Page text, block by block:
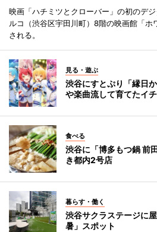
映画「ハチミツとクローバー」の初のデ
ルコ（渋谷区宇田川町）8階の映画館「ホ
される。
見る・遊ぶ
渋谷にすとぷり「縁日
や楽曲流して育てたイ
食べる
渋谷に「博多もつ鍋
き都内2号店
暮らす・働く
渋谷サクラステージに
暑」スポット